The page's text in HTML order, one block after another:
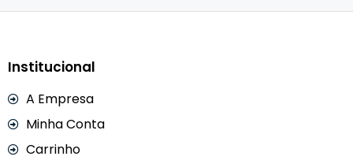
Institucional
A Empresa
Minha Conta
Carrinho